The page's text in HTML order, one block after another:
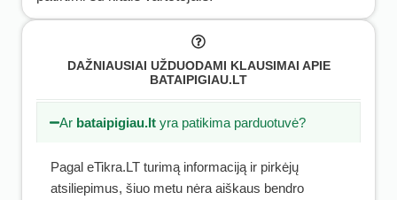
DAŽNIAUSIAI UŽDUODAMI KLAUSIMAI APIE
BATAIPIGIAU.LT
Ar bataipigiau.lt yra patikima parduotuvė?
Pagal eTikra.LT turimą informaciją ir pirkėjų
atsiliepimus, šiuo metu nėra aiškaus bendro